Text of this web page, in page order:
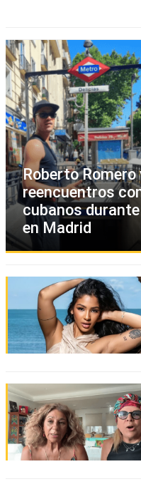
Roberto
reencuentros
cubanos
en Madrid